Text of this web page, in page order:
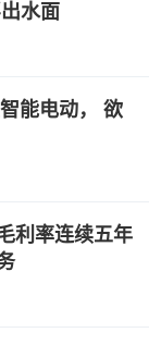
水面
能电动， 欲
利率连续五年